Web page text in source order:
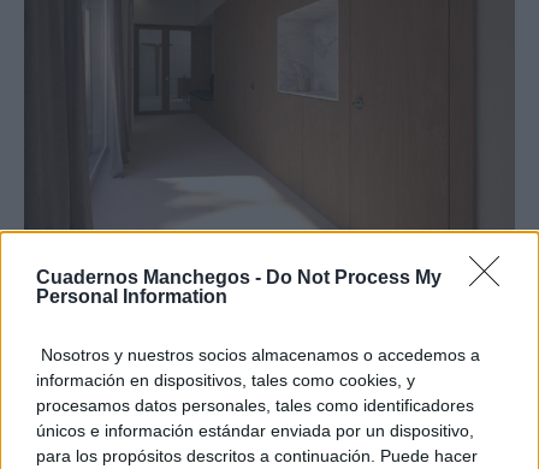
Cuadernos Manchegos - Do Not Process My
Personal Information
Nosotros y nuestros socios almacenamos o accedemos a
información en dispositivos, tales como cookies, y
procesamos datos personales, tales como identificadores
únicos e información estándar enviada por un dispositivo,
para los propósitos descritos a continuación. Puede hacer